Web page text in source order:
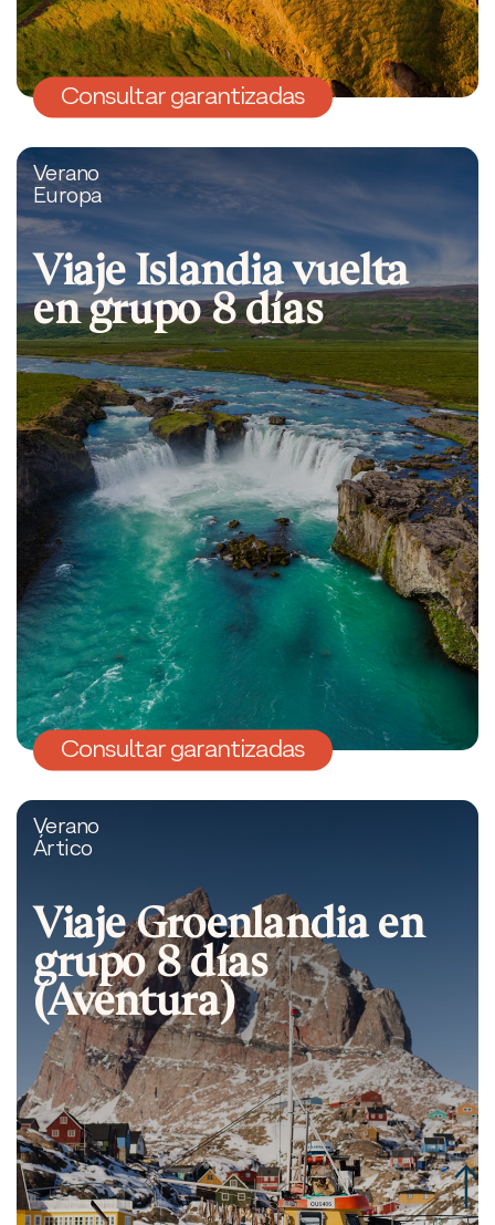
Consultar garantizadas
Verano
Europa
Viaje Islandia vuelta
en grupo 8 días
Consultar garantizadas
Verano
Ártico
Viaje Groenlandia en
grupo 8 días
(Aventura)